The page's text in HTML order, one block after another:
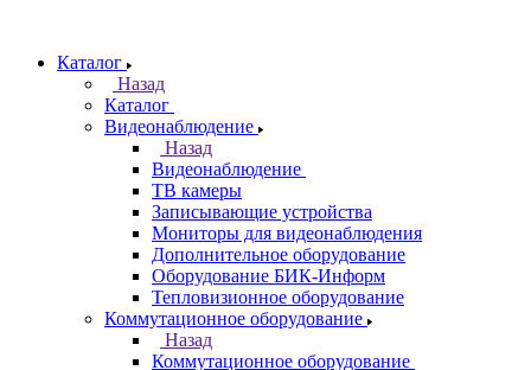
Каталог
Назад
Каталог
Видеонаблюдение
Назад
Видеонаблюдение
ТВ камеры
Записывающие устройства
Мониторы для видеонаблюдения
Дополнительное оборудование
Оборудование БИК-Информ
Тепловизионное оборудование
Коммутационное оборудование
Назад
Коммутационное оборудование